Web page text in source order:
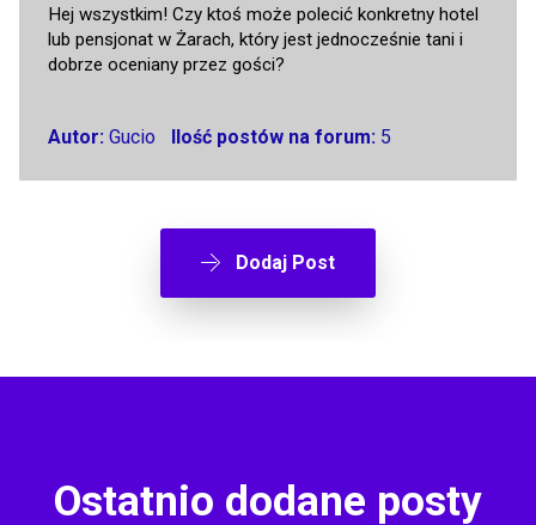
Hej wszystkim! Czy ktoś może polecić konkretny hotel
lub pensjonat w Żarach, który jest jednocześnie tani i
dobrze oceniany przez gości?
Autor: Gucio Ilość postów na forum: 5
Dodaj Post
Ostatnio dodane posty